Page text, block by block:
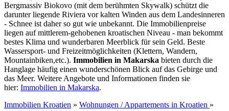
Bergmassiv Biokovo (mit dem berühmten Skywalk) schützt die
darunter liegende Riviera vor kalten Winden aus dem Landesinneren
- Schnee ist daher so gut wie unbekannt. Die Immobilienpreise
liegen auf mittlerem-gehobenen kroatischen Niveau - man bekommt
bestes Klima und wunderbaren Meerblick für sein Geld. Beste
Wassersport- und Freizeitmöglichkeiten (Klettern, Wandern,
Mountainbiken,etc.). Immobilien in Makarska bieten durch die
Hanglage häufig einen wunderschönen Blick auf das Gebirge und
das Meer. Weitere Angebote und Informationen finden sie
hier: Immobilien in Makarska.
Immobilien Kroatien » Wohnungen / Appartements in Kroatien »